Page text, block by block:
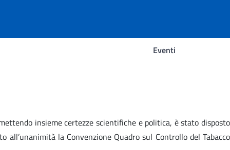
Eventi
insieme certezze scientifiche e politica, è stato disposto
la Convenzione Quadro sul Controllo del Tabacco